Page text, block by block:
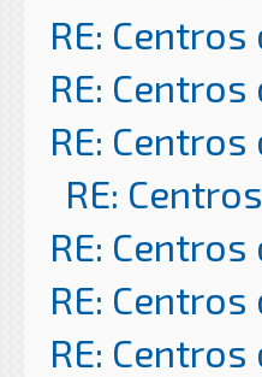
RE:
RE:
RE:
RE:
RE:
RE:
RE: